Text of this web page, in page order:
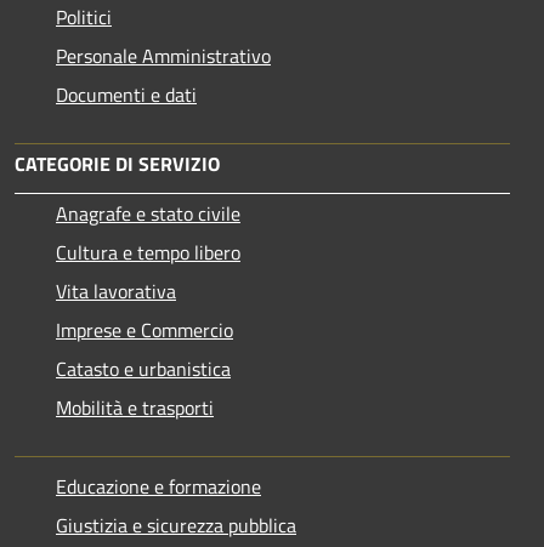
Politici
Personale Amministrativo
Documenti e dati
CATEGORIE DI SERVIZIO
Anagrafe e stato civile
Cultura e tempo libero
Vita lavorativa
Imprese e Commercio
Catasto e urbanistica
Mobilità e trasporti
Educazione e formazione
Giustizia e sicurezza pubblica